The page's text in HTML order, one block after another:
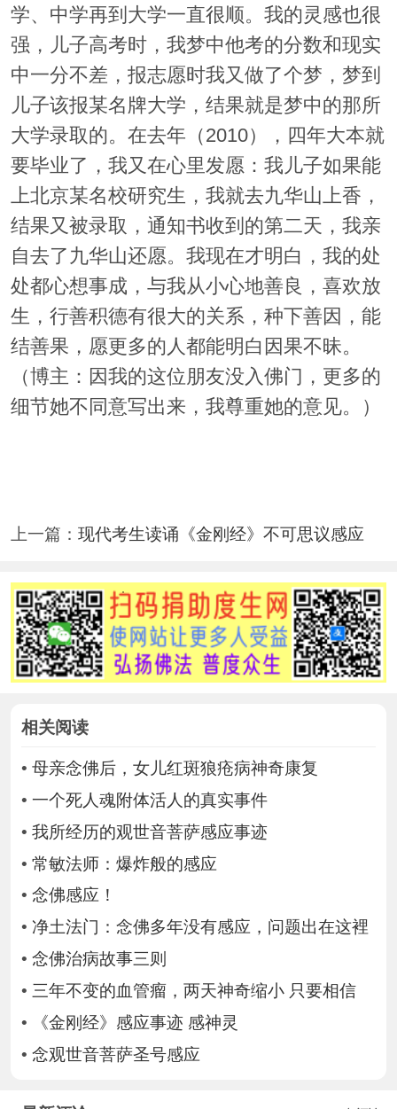
学、中学再到大学一直很顺。我的灵感也很
强，儿子高考时，我梦中他考的分数和现实
中一分不差，报志愿时我又做了个梦，梦到
儿子该报某名牌大学，结果就是梦中的那所
大学录取的。在去年（2010），四年大本就
要毕业了，我又在心里发愿：我儿子如果能
上北京某名校研究生，我就去九华山上香，
结果又被录取，通知书收到的第二天，我亲
自去了九华山还愿。我现在才明白，我的处
处都心想事成，与我从小心地善良，喜欢放
生，行善积德有很大的关系，种下善因，能
结善果，愿更多的人都能明白因果不昧。
（博主：因我的这位朋友没入佛门，更多的
细节她不同意写出来，我尊重她的意见。）
上一篇： 现代考生读诵《金刚经》不可思议感应
相关阅读
• 母亲念佛后，女儿红斑狼疮病神奇康复
• 一个死人魂附体活人的真实事件
• 我所经历的观世音菩萨感应事迹
• 常敏法师：爆炸般的感应
• 念佛感应！
• 净土法门：念佛多年没有感应，问题出在这裡
• 念佛治病故事三则
• 三年不变的血管瘤，两天神奇缩小 只要相信
•
《金刚经》感应事迹 感神灵
• 念观世音菩萨圣号感应